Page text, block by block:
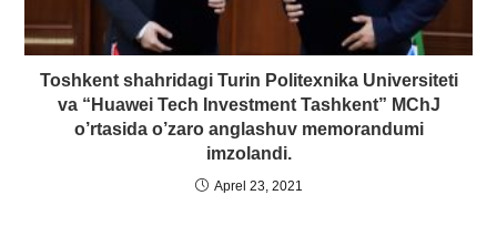
Toshkent shahridagi Turin Politexnika Universiteti
va “Huawei Tech Investment Tashkent” MChJ
o’rtasida o’zaro anglashuv memorandumi
imzolandi.
Aprel 23, 2021